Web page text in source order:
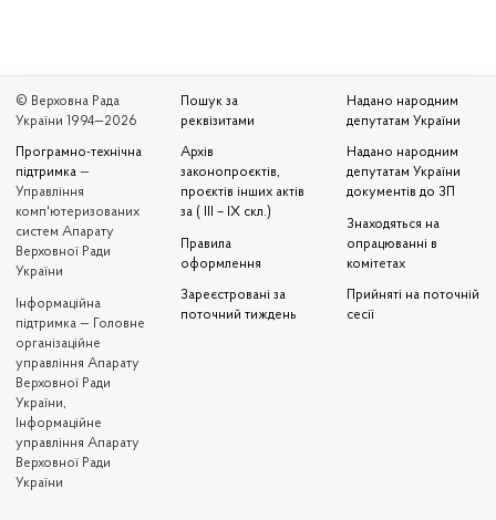
© Верховна Рада
України 1994—2026
Програмно-технічна
підтримка —
Управління
комп'ютеризованих
систем Апарату
Верховної Ради
України
Iнформаційна
підтримка — Головне
організаційне
управління Апарату
Верховної Ради
України,
Інформаційне
управління Апарату
Верховної Ради
України
Пошук за
реквізитами
Архів
законопроєктів,
проєктів інших актів
за ( III – IX скл.)
Правила
оформлення
Зареєстровані за
поточний тиждень
Надано народним
депутатам України
Надано народним
депутатам України
документів до ЗП
Знаходяться на
опрацюванні в
комітетах
Прийняті на поточній
сесії